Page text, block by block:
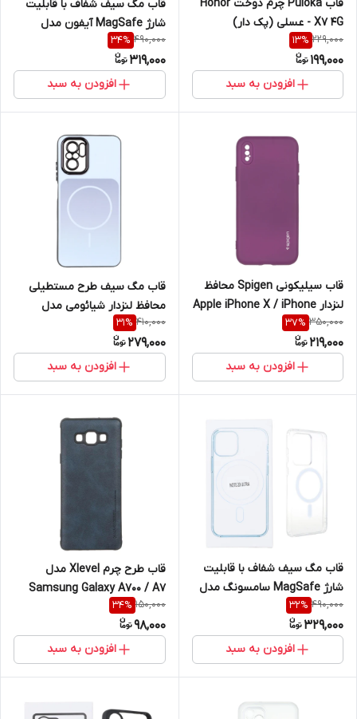
قاب Puloka چرم دوخت Honor
X7 4G - عسلی (پک دار)
229,000
13%
199,000
افزودن به سبد
قاب مگ سیف شفاف با قابلیت
شارژ MagSafe آیفون مدل
Apple iPhone XR
490,000
34%
319,000
افزودن به سبد
قاب سیلیکونی Spigen محافظ
لنزدار Apple iPhone X / iPhone
XS
350,000
37%
219,000
افزودن به سبد
قاب مگ سیف طرح مستطیلی
محافظ لنزدار شیائومی مدل
Xiaomi Redmi Note 10 4G /
Redmi Note 10S / Poco M5S
410,000
31%
279,000
افزودن به سبد
قاب مگ سیف شفاف با قابلیت
شارژ MagSafe سامسونگ مدل
Samsung Galaxy Note20 Ultra
490,000
32%
329,000
افزودن به سبد
قاب طرح چرم Xlevel مدل
Samsung Galaxy A700 / A7
(2015)
150,000
34%
98,000
افزودن به سبد